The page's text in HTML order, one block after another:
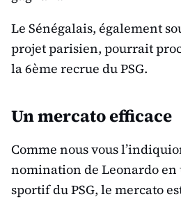
Le Sénégalais, également
projet parisien, pourrait
la 6ème recrue du PSG.
Un mercato efficace
Comme nous vous
nomination de Leonardo
sportif du PSG, le mercato